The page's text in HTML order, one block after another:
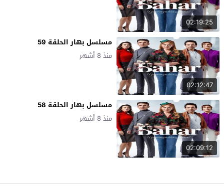
02:19:25
02:12:47
مسلسل بهار الحلقة 59
منذ 8 أشهر
02:09:12
مسلسل بهار الحلقة 58
منذ 8 أشهر